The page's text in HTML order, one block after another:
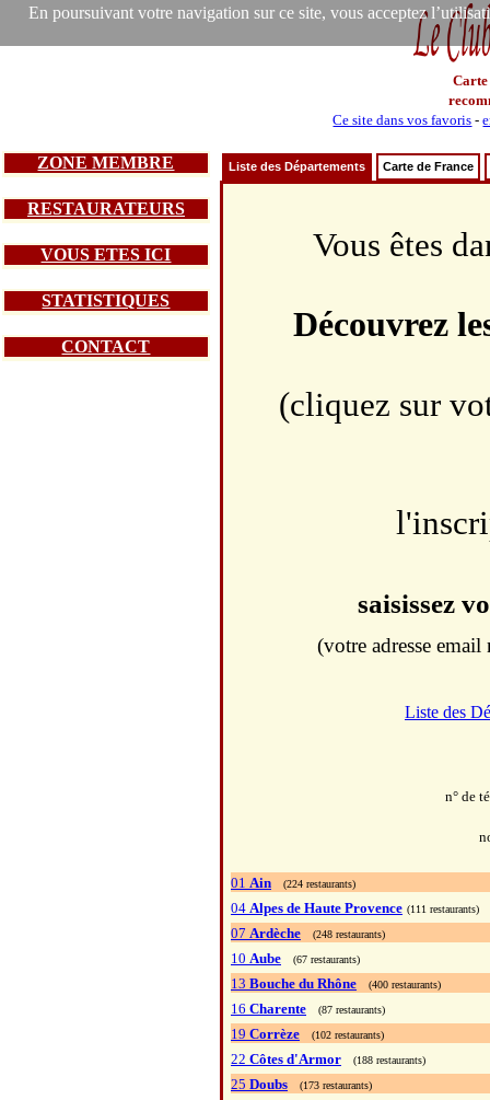
En poursuivant votre navigation sur ce site, vous acceptez
Carte
Ce site dans vos favoris -
ZONE MEMBRE
RESTAURATEURS
VOUS ETES ICI
STATISTIQUES
CONTACT
Liste des Départements Carte de France
Vous êtes
Découvrez
(cliquez sur
saisissez
(votre adresse
Liste des
n° de
01 Ain (224 restaurants)
04 Alpes de Haute Provence (111 restaurants)
07 Ardèche (248 restaurants)
10 Aube (67 restaurants)
13 Bouche du Rhône (400 restaurants)
16 Charente (87 restaurants)
19 Corrèze (102 restaurants)
22 Côtes d'Armor (188 restaurants)
25 Doubs (173 restaurants)